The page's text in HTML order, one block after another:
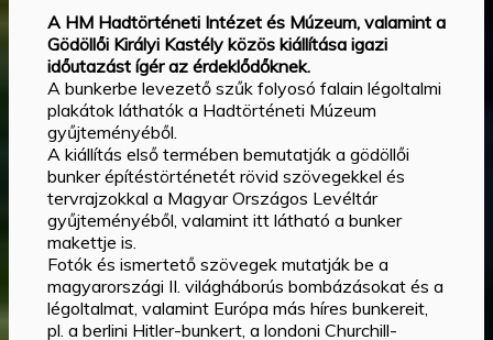
A HM Hadtörténeti Intézet és Múzeum, valamint a
Gödöllői Királyi Kastély közös kiállítása igazi
időutazást ígér az érdeklődőknek.
A bunkerbe levezető szűk folyosó falain légoltalmi
plakátok láthatók a Hadtörténeti Múzeum
gyűjteményéből.
A kiállítás első termében bemutatják a gödöllői
bunker építéstörténetét rövid szövegekkel és
tervrajzokkal a Magyar Országos Levéltár
gyűjteményéből, valamint itt látható a bunker
makettje is.
Fotók és ismertető szövegek mutatják be a
magyarországi II. világháborús bombázásokat és a
légoltalmat, valamint Európa más híres bunkereit,
pl. a berlini Hitler-bunkert, a londoni Churchill-